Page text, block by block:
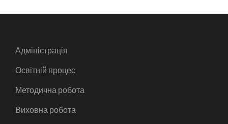
Адміністрація
Освітній процес
Методична робота
Виховна робота